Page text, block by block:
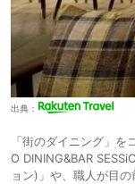
出典：
「街のダイニング」
O DINING&BAR
ョン)」や、職人が目